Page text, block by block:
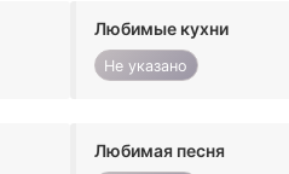
Любимые кухни
Не указано
Любимая песня